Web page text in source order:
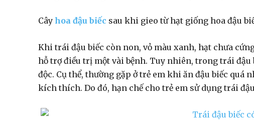
Cây hoa đậu biếc sau khi gieo từ hạt giống hoa đậu
Khi trái đậu biếc còn non, vỏ màu xanh, hạt chưa
hỗ trợ điều trị một vài bệnh. Tuy nhiên, trong trái đậu
độc. Cụ thể, thường gặp ở trẻ em khi ăn đậu biếc quá
kích thích. Do đó, hạn chế cho trẻ em sử dụng trái